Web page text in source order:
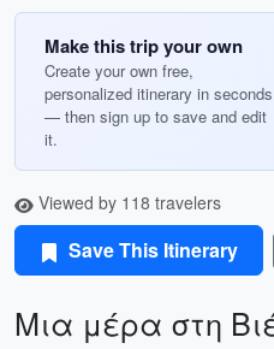
Make this trip your own
Create your own free,
personalized itinerary in seconds
— then sign up to save and edit
it.
Viewed by 118 travelers
Save This Itinerary
Μια μέρα στη